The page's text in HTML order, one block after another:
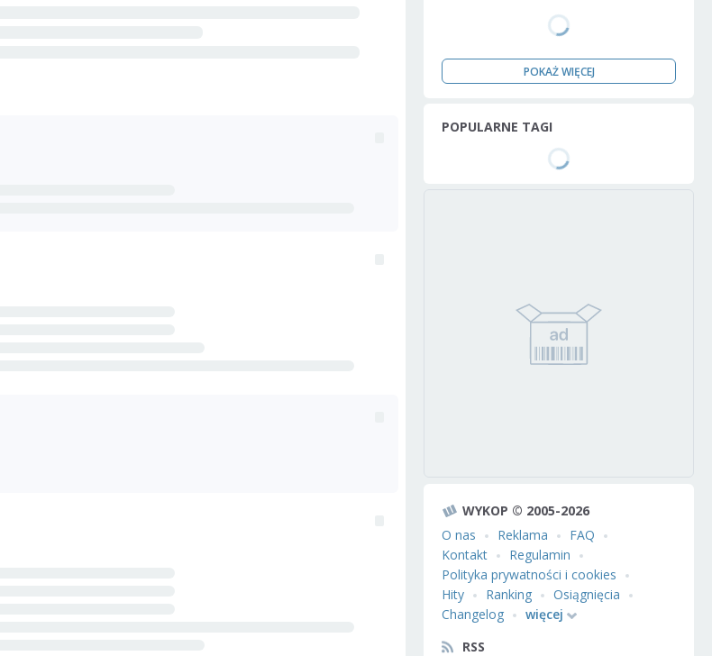
POKAŻ WIĘCEJ
POPULARNE TAGI
WYKOP © 2005-2026
O nas
Reklama
FAQ
Kontakt
Regulamin
Polityka prywatności i cookies
Hity
Ranking
Osiągnięcia
Changelog
więcej
RSS